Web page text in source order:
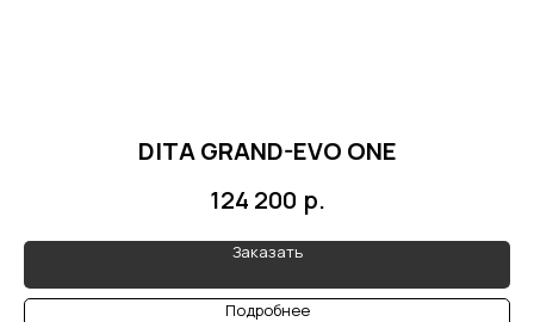
DITA GRAND-EVO ONE
124 200 р.
Заказать
Подробнее